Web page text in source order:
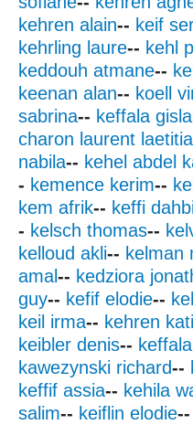
kehren alain-- keif
kehrling laure-- kehl
keddouh atmane--
keenan alan-- koell
sabrina-- keffala
charon laurent laetitia
nabila-- kehel abdel
- kemence kerim--
kem afrik-- keffi
- kelsch thomas--
kelloud akli-- kelman
amal-- kedziora
guy-- kefif elodie--
keil irma-- kehren
keibler denis--
kawezynski richard--
keffif assia-- kehila
salim-- keiflin elodie--